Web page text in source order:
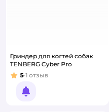
Гриндер для когтей собак
TENBERG Cyber Pro
Рейтинг:
5 1 отзыв
Уведомить о появлении